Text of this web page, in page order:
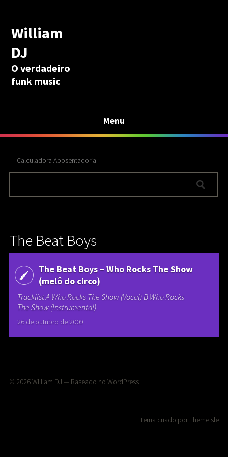
William
DJ
O verdadeiro
funk music
Menu
Calculadora Aposentadoria
The Beat Boys
The Beat Boys – Who Rocks The Show
(melô do circo)
Tracklist A Who Rocks The Show (Vocal) B Who Rocks
The Show (Instrumental)
26 de outubro de 2009
© 2026William DJ — Baseado no WordPress
Tema criado porThemeIsle